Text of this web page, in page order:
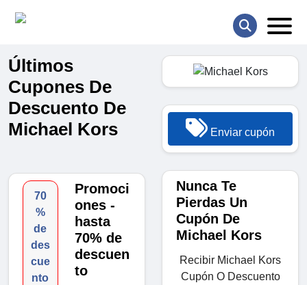
Últimos
Cupones De
Descuento De
Michael Kors
70
%
de
des
cue
nto
Promoci
ones -
hasta
70% de
descuen
to
Enviar cupón
Nunca Te
Pierdas Un
Cupón De
Michael Kors
Recibir Michael Kors
Cupón O Descuento